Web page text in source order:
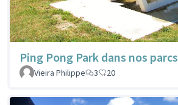
Ping Pong Park dans nos parcs
Vieira Philippe
3 20